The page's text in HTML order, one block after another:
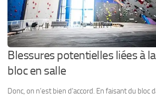
Blessures potentielles liées à
bloc en salle
Donc, on n’est bien d’accord. En faisant du bloc